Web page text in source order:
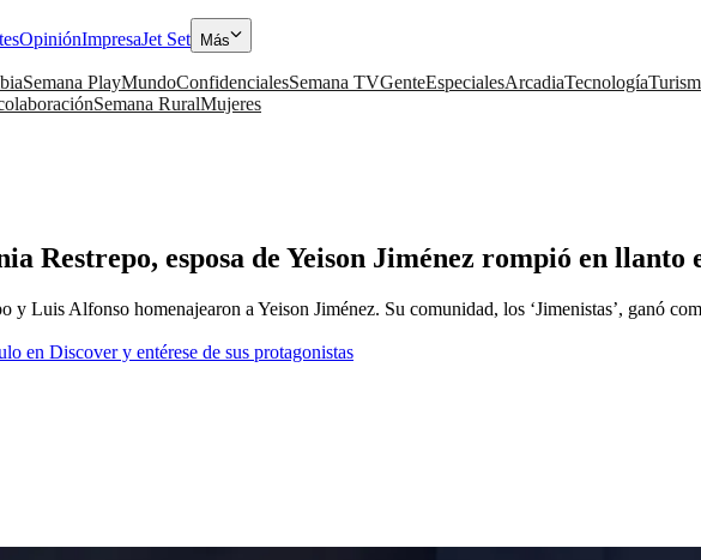
OpiniónImpresaJet Set Más
Semana PlayMundoConfidencialesSemana TVGenteEspecialesArcadiaTecnología
Semana RuralMujeres
Restrepo, esposa de Yeison Jiménez rompió en
y Luis Alfonso homenajearon a Yeison Jiménez. Su comunidad, los ‘Jimenistas’, ganó
en Discover y entérese de sus protagonistas